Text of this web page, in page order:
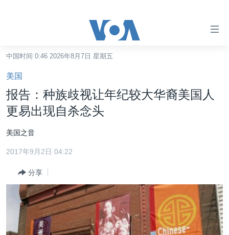
碍
链
接
跳
内
容
到
中国
最新国际新闻
印太
中东
欧洲
分类新闻
经济·金融·贸易
人权·法律·宗教
科教·文娱·体健
美中关系
热点专题
白宫要闻
VOA视频
中国时间 0:46 2026年8月7日 星期五
美国
报告：种族歧视让年纪较大华裔美国人
更易出现自杀念头
美国之音
2017年9月2日 04:22
分享